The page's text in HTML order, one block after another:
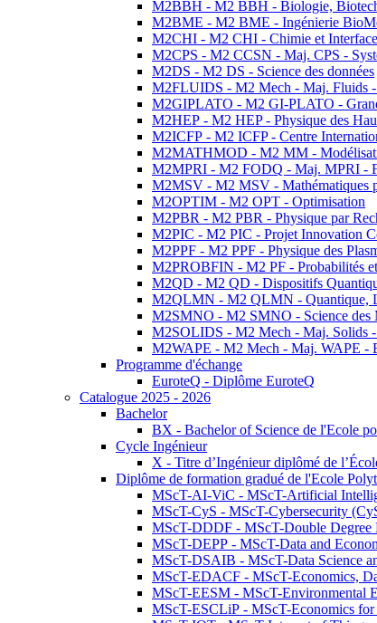
M2BBH - M2 BBH - Biologie,
M2BME - M2 BME - Ingénierie
M2CHI - M2 CHI - Chimie et
M2CPS - M2 CCSN - Maj. CPS -
M2DS - M2 DS - Science des données
M2FLUIDS - M2 Mech - Maj. Fluids -
M2GIPLATO - M2 GI-PLATO -
M2HEP - M2 HEP - Physique des
M2ICFP - M2 ICFP - Centre
M2MATHMOD - M2 MM -
M2MPRI - M2 FODQ - Maj. MPRI -
M2MSV - M2 MSV - Mathématiques
M2OPTIM - M2 OPT - Optimisation
M2PBR - M2 PBR - Physique par
M2PIC - M2 PIC - Projet Innovation
M2PPF - M2 PPF - Physique des
M2PROBFIN - M2 PF - Probabilités
M2QD - M2 QD - Dispositifs
M2QLMN - M2 QLMN - Quantique,
M2SMNO - M2 SMNO - Science des
M2SOLIDS - M2 Mech - Maj. Solids -
M2WAPE - M2 Mech - Maj. WAPE -
Programme d'échange
EuroteQ - Diplôme EuroteQ
Catalogue 2025 - 2026
Bachelor
BX - Bachelor of Science de l'Ecole
Cycle Ingénieur
X - Titre d’Ingénieur diplômé de
Diplôme de formation gradué de l'Ecole
MScT-AI-ViC - MScT-Artificial
MScT-CyS - MScT-Cybersecurity
MScT-DDDF - MScT-Double Degree
MScT-DEPP - MScT-Data and
MScT-DSAIB - MScT-Data Science
MScT-EDACF - MScT-Economics,
MScT-EESM - MScT-Environmental
MScT-ESCLiP - MScT-Economics